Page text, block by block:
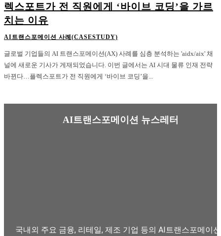
렉스포트가 전 직원에게 ‘바이브 코딩’을 가르
치는 이유
AI트랜스포메이션 사례(CASESTUDY)
글로벌 기업들의 AI 트랜스포메이션(AX) 사례를 심층 분석하는 'aidx/aix' 채
널에 새로운 기사가 게재되었습니다. 이번 글에서는 AI 시대 물류 인재 전략
바뀐다…플렉스포트가 전 직원에게 ‘바이브 코딩’을...
AI트랜스포메이션 뉴스레터
국내외 주요 금융, 리테일, 제조 기업 등의 AI트랜스포메이션